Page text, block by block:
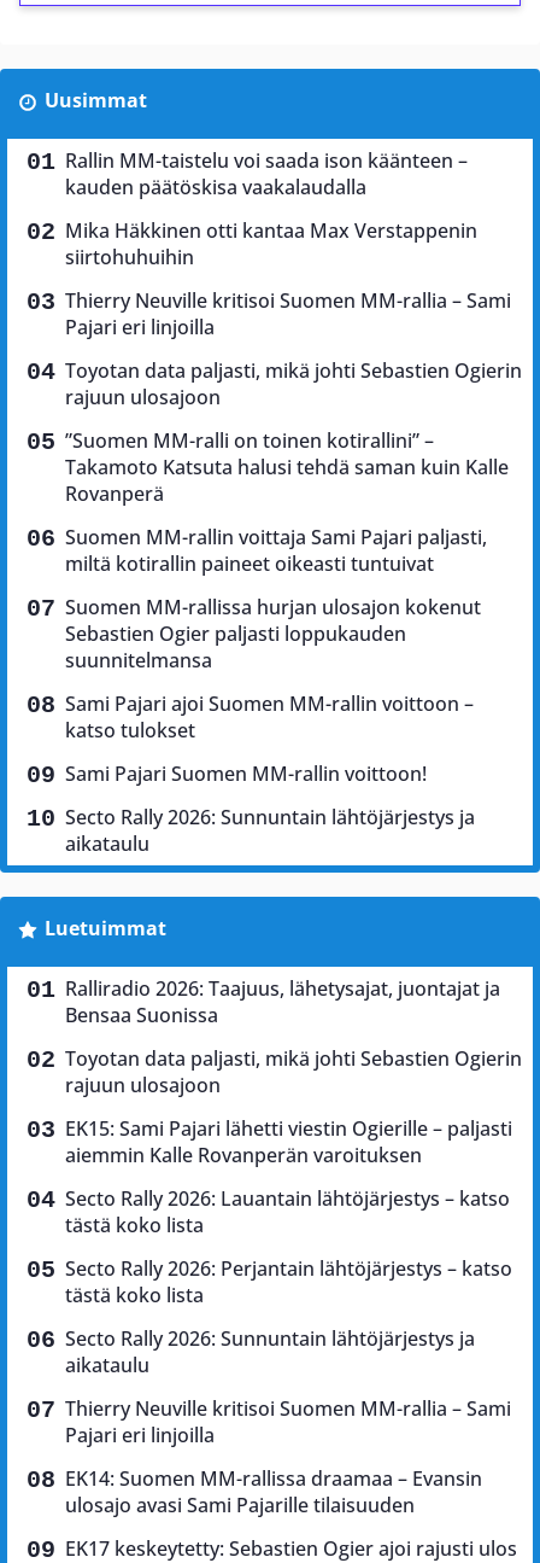
Uusimmat
Rallin MM-taistelu voi saada ison käänteen –
kauden päätöskisa vaakalaudalla
Mika Häkkinen otti kantaa Max Verstappenin
siirtohuhuihin
Thierry Neuville kritisoi Suomen MM-rallia – Sami
Pajari eri linjoilla
Toyotan data paljasti, mikä johti Sebastien Ogierin
rajuun ulosajoon
”Suomen MM-ralli on toinen kotirallini” –
Takamoto Katsuta halusi tehdä saman kuin Kalle
Rovanperä
Suomen MM-rallin voittaja Sami Pajari paljasti,
miltä kotirallin paineet oikeasti tuntuivat
Suomen MM-rallissa hurjan ulosajon kokenut
Sebastien Ogier paljasti loppukauden
suunnitelmansa
Sami Pajari ajoi Suomen MM-rallin voittoon –
katso tulokset
Sami Pajari Suomen MM-rallin voittoon!
Secto Rally 2026: Sunnuntain lähtöjärjestys ja
aikataulu
Luetuimmat
Ralliradio 2026: Taajuus, lähetysajat, juontajat ja
Bensaa Suonissa
Toyotan data paljasti, mikä johti Sebastien Ogierin
rajuun ulosajoon
EK15: Sami Pajari lähetti viestin Ogierille – paljasti
aiemmin Kalle Rovanperän varoituksen
Secto Rally 2026: Lauantain lähtöjärjestys – katso
tästä koko lista
Secto Rally 2026: Perjantain lähtöjärjestys – katso
tästä koko lista
Secto Rally 2026: Sunnuntain lähtöjärjestys ja
aikataulu
Thierry Neuville kritisoi Suomen MM-rallia – Sami
Pajari eri linjoilla
EK14: Suomen MM-rallissa draamaa – Evansin
ulosajo avasi Sami Pajarille tilaisuuden
EK17 keskeytetty: Sebastien Ogier ajoi rajusti ulos